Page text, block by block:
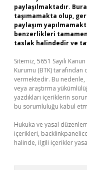
paylaşılmaktadır.
taşımamakta olup,
paylaşım
benzerlikleri
taslak halindedir ve
Sitemiz, 5651 Sayılı
Kurumu (BTK) tarafından
vermektedir. Bu
veya araştırma
yazdıkları içeriklerin
bu sorumluluğu kabul
Hukuka ve yasal
içerikleri,
halinde, ilgili içerikler